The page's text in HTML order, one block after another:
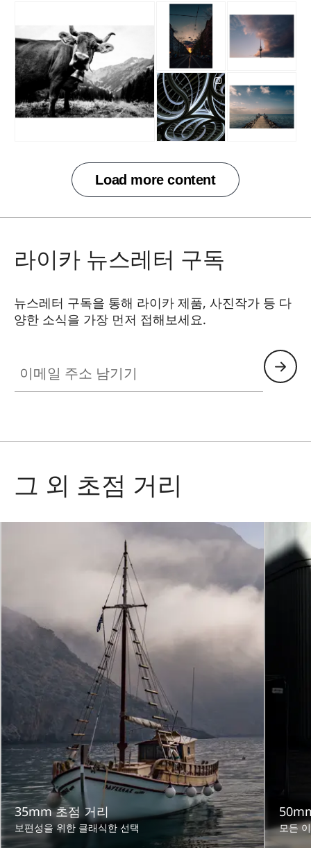
라이카 뉴스레터 구독
뉴스레터 구독을 통해 라이카 제품, 사진작가 등 다
양한 소식을 가장 먼저 접해보세요.
그 외 초점 거리
35mm 초점 거리
보편성을 위한 클래식한 선택 모든